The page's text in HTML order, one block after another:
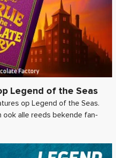
Legend of the Seas
op Legend of the Seas.
ook alle reeds bekende fan-